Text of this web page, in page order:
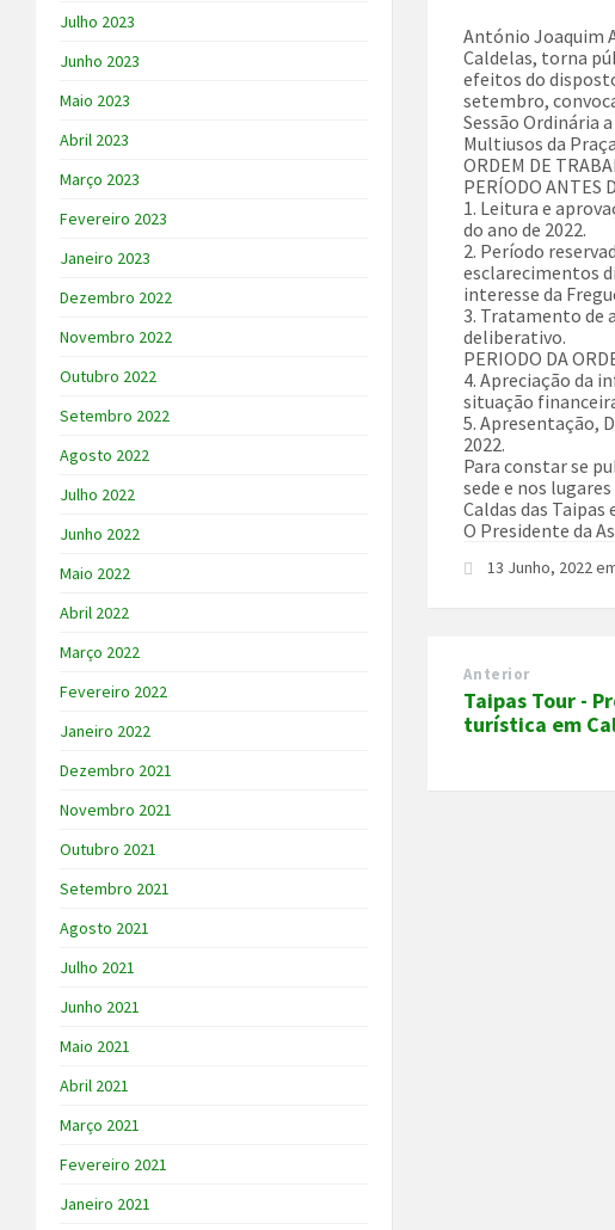
António Joaquim
Caldelas, torna
efeitos do
setembro,
Sessão Ordinária
Multiusos da
ORDEM DE
PERÍODO ANTES
1. Leitura e
do ano de 2022.
2. Período
esclarecimentos
interesse da
3. Tratamento de
deliberativo.
PERIODO DA
4. Apreciação da
situação
5. Apresentação,
2022.
Para constar se
sede e nos
Caldas das Taipas
O Presidente da
13 Junho, 2022
Anterior
Taipas Tour -
turística em
Julho 2023
Junho 2023
Maio 2023
Abril 2023
Março 2023
Fevereiro 2023
Janeiro 2023
Dezembro 2022
Novembro 2022
Outubro 2022
Setembro 2022
Agosto 2022
Julho 2022
Junho 2022
Maio 2022
Abril 2022
Março 2022
Fevereiro 2022
Janeiro 2022
Dezembro 2021
Novembro 2021
Outubro 2021
Setembro 2021
Agosto 2021
Julho 2021
Junho 2021
Maio 2021
Abril 2021
Março 2021
Fevereiro 2021
Janeiro 2021